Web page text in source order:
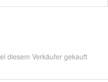
diesem Verkäufer gekauft